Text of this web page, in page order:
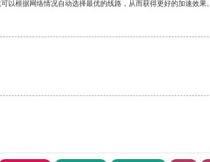
根据网络情况自动选择最优的线路，从而获得更好的加速效果。